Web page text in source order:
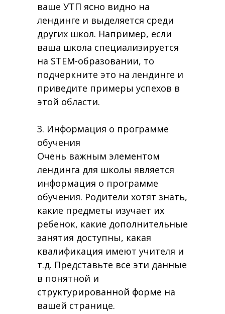
ваше УТП ясно видно на
лендинге и выделяется среди
других школ. Например, если
ваша школа специализируется
на STEM-образовании, то
подчеркните это на лендинге и
приведите примеры успехов в
этой области.
3. Информация о программе
обучения
Очень важным элементом
лендинга для школы является
информация о программе
обучения. Родители хотят знать,
какие предметы изучает их
ребенок, какие дополнительные
занятия доступны, какая
квалификация имеют учителя и
т.д. Представьте все эти данные
в понятной и
структурированной форме на
вашей странице.